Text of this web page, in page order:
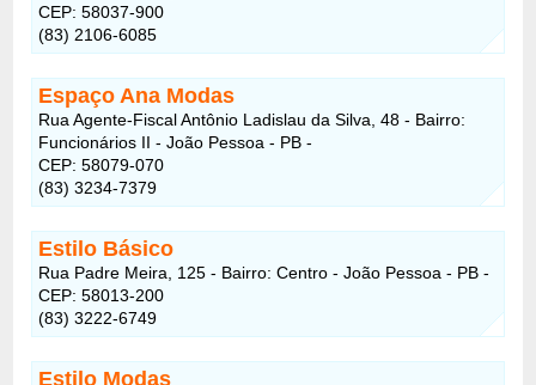
CEP: 58037-900
(83) 2106-6085
Espaço Ana Modas
Rua Agente-Fiscal Antônio Ladislau da Silva, 48 - Bairro:
Funcionários II - João Pessoa - PB -
CEP: 58079-070
(83) 3234-7379
Estilo Básico
Rua Padre Meira, 125 - Bairro: Centro - João Pessoa - PB -
CEP: 58013-200
(83) 3222-6749
Estilo Modas